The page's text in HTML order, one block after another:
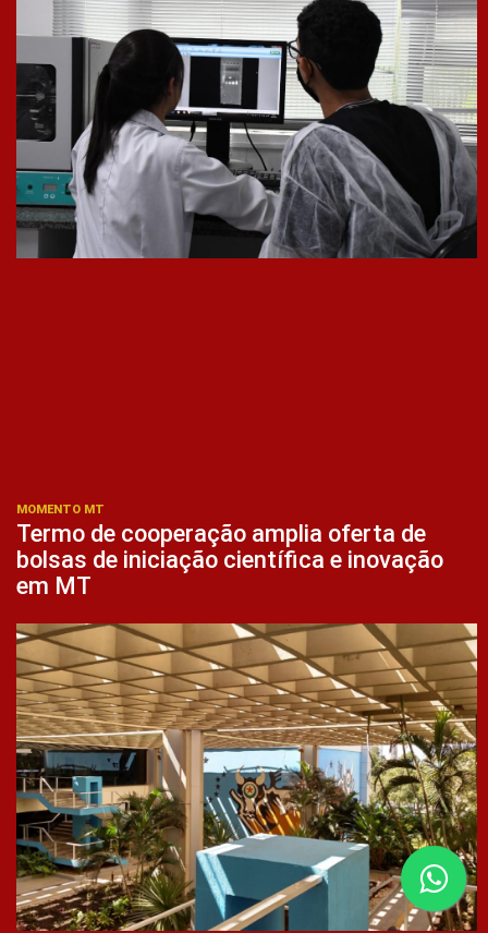
MOMENTO MT
Termo de cooperação amplia oferta de
bolsas de iniciação científica e inovação
em MT